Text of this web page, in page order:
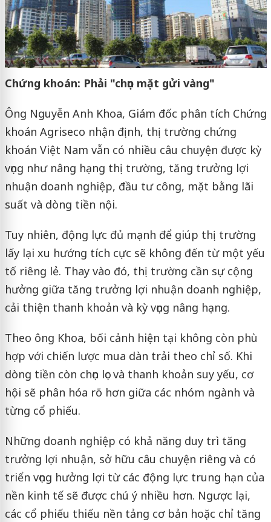
Chứng khoán: Phải "chọn mặt gửi vàng"
Ông Nguyễn Anh Khoa, Giám đốc phân tích Chứng
khoán Agriseco nhận định, thị trường chứng
khoán Việt Nam vẫn có nhiều câu chuyện được kỳ
vọng như nâng hạng thị trường, tăng trưởng lợi
nhuận doanh nghiệp, đầu tư công, mặt bằng lãi
suất và dòng tiền nội.
Tuy nhiên, động lực đủ mạnh để giúp thị trường
lấy lại xu hướng tích cực sẽ không đến từ một yếu
tố riêng lẻ. Thay vào đó, thị trường cần sự cộng
hưởng giữa tăng trưởng lợi nhuận doanh nghiệp,
cải thiện thanh khoản và kỳ vọng nâng hạng.
Theo ông Khoa, bối cảnh hiện tại không còn phù
hợp với chiến lược mua dàn trải theo chỉ số. Khi
dòng tiền còn chọn lọc và thanh khoản suy yếu, cơ
hội sẽ phân hóa rõ hơn giữa các nhóm ngành và
từng cổ phiếu.
Những doanh nghiệp có khả năng duy trì tăng
trưởng lợi nhuận, sở hữu câu chuyện riêng và có
triển vọng hưởng lợi từ các động lực trung hạn của
nền kinh tế sẽ được chú ý nhiều hơn. Ngược lại,
các cổ phiếu thiếu nền tảng cơ bản hoặc chỉ tăng